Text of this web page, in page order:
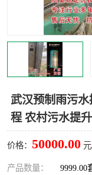
武汉预制雨污
程 农村污水提
价格： 50000.00
产品数量： 9999.00
水面垃圾清理装
一体化泵闸
真空冲洗设备
水平自清洗格栅